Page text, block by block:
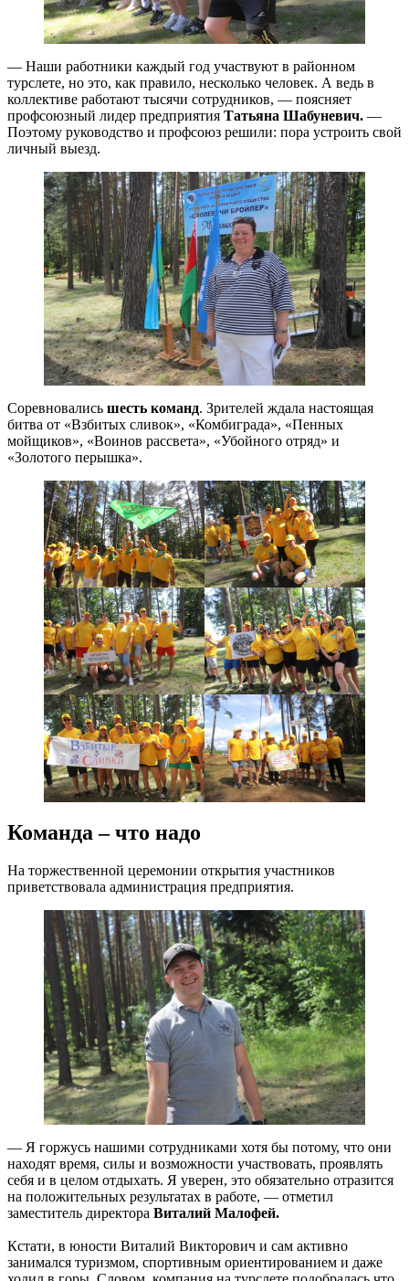
— Наши работники каждый год участвуют в районном
турслете, но это, как правило, несколько человек. А ведь в
коллективе работают тысячи сотрудников, — поясняет
профсоюзный лидер предприятия Татьяна Шабуневич. —
Поэтому руководство и профсоюз решили: пора устроить свой
личный выезд.
Соревновались шесть команд. Зрителей ждала настоящая
битва от «Взбитых сливок», «Комбиграда», «Пенных
мойщиков», «Воинов рассвета», «Убойного отряд» и
«Золотого перышка».
Команда – что надо
На торжественной церемонии открытия участников
приветствовала администрация предприятия.
— Я горжусь нашими сотрудниками хотя бы потому, что они
находят время, силы и возможности участвовать, проявлять
себя и в целом отдыхать. Я уверен, это обязательно отразится
на положительных результатах в работе, — отметил
заместитель директора Виталий Малофей.
Кстати, в юности Виталий Викторович и сам активно
занимался туризмом, спортивным ориентированием и даже